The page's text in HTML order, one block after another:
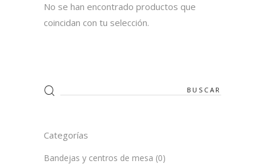
No se han encontrado productos que
coincidan con tu selección.
Search
for:
Categorías
Bandejas y centros de mesa (0)